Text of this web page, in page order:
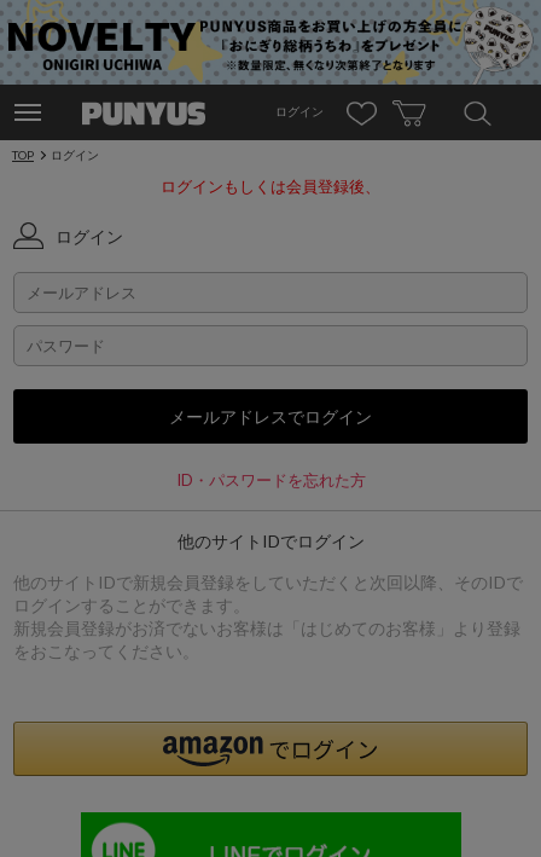
ログイン
TOP ログイン
ログインもしくは会員登録後、
ログイン
ID・パスワードを忘れた方
他のサイトIDでログイン
他のサイトIDで新規会員登録をしていただくと次回以降、そのIDで
ログインすることができます。
新規会員登録がお済でないお客様は「はじめてのお客様」より登録
をおこなってください。